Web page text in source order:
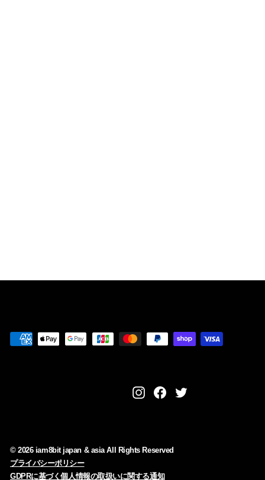
Instagram
Facebook
Twitter
© 2026 iam8bit japan & asia All Rights Reserved
プライバシーポリシー
GDPRに基づく個人情報の取扱いに関する通知